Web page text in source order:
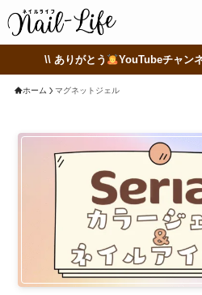
\\ ありがとう YouTubeチャン
ホーム マグネットジェル